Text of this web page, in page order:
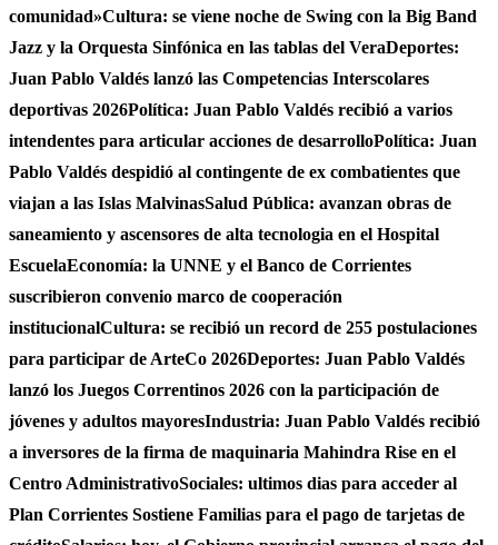
comunidad»Cultura: se viene noche de Swing con la Big Band
Jazz y la Orquesta Sinfónica en las tablas del VeraDeportes:
Juan Pablo Valdés lanzó las Competencias Interscolares
deportivas 2026Política: Juan Pablo Valdés recibió a varios
intendentes para articular acciones de desarrolloPolítica: Juan
Pablo Valdés despidió al contingente de ex combatientes que
viajan a las Islas MalvinasSalud Pública: avanzan obras de
saneamiento y ascensores de alta tecnologia en el Hospital
EscuelaEconomía: la UNNE y el Banco de Corrientes
suscribieron convenio marco de cooperación
institucionalCultura: se recibió un record de 255 postulaciones
para participar de ArteCo 2026Deportes: Juan Pablo Valdés
lanzó los Juegos Correntinos 2026 con la participación de
jóvenes y adultos mayoresIndustria: Juan Pablo Valdés recibió
a inversores de la firma de maquinaria Mahindra Rise en el
Centro AdministrativoSociales: ultimos dias para acceder al
Plan Corrientes Sostiene Familias para el pago de tarjetas de